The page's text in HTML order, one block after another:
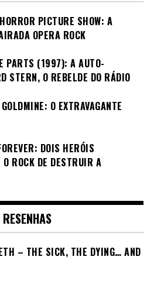
PICTURE SHOW: A
OPERA ROCK
PARTS (1997): A AUTO-
STERN, O REBELDE DO RÁDIO
O EXTRAVAGANTE
DOIS HERÓIS
ROCK DE DESTRUIR A
RESENHAS
– THE SICK, THE DYING… AND